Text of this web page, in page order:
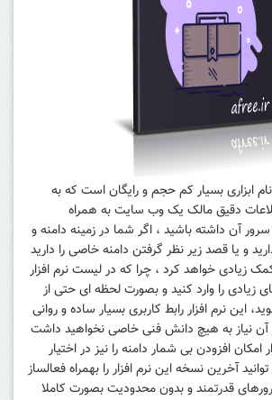
WhoisThisDomain نام ابزاری بسیار کم حجم و رایگان است که به
دقیق مالک یک وب سایت به همراه
آن داشته باشید ، اگر شما در زمینه دامنه و
و یا قصد زیر نظر گرفتن دامنه خاصی را دارید
زیادی خواهد کرد ، چرا که در لیست نرم افزار
زیادی را وارد کنید و بصورت لحظه ای حتی از
این نرم افزار رابط کاربری بسیار ساده و روانی
آن نیاز به هیچ دانش فنی خاصی نخواهید داشت
امکان افزودن بی شمار دامنه را نیز در اختیار
آخرین نسخه این نرم افزار را بهمراه فعالساز
قدرتمند و بدون محدودیت بصورت کاملا